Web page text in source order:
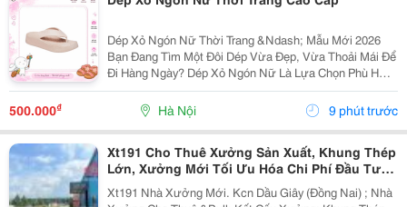
Dép Xỏ Ngón Nữ Thời Trang &Ndash; Mẫu Mới 2026
Bạn Đang Tìm Một Đôi Dép Vừa Đẹp, Vừa Thoải Mái Để
Đi Hàng Ngày? Dép Xỏ Ngón Nữ Là Lựa Chọn Phù Hợp
Cho Những Ngày Đi Chơi, Đi Biển, Dạo Phố Hoặc Sử
Dụng Thường Xuyên. ✅ Thiết Kế Thanh Lịch, Trẻ...
500.000₫ Hà Nội 9 phút trước
Xt191 Cho Thuê Xưởng Sản Xuất, Khung Thép
Lớn, Xưởng Mới Tối Ưu Hóa Chi Phí Đầu Tư
Sx
Xt191 Nhà Xưởng Mới. Kcn Dầu Giây (Đồng Nai) ; Nhà